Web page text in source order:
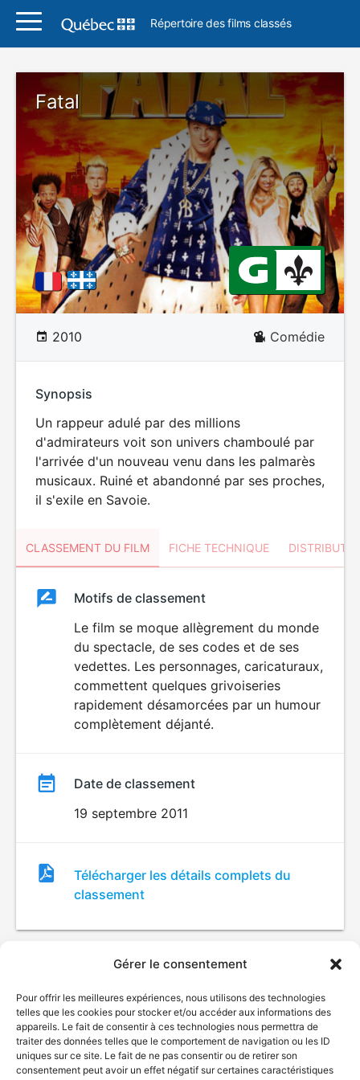
Gérer le consentement
Pour offrir les meilleures expériences, nous utilisons des technologies
telles que les cookies pour stocker et/ou accéder aux informations des
appareils. Le fait de consentir à ces technologies nous permettra de
traiter des données telles que le comportement de navigation ou les ID
uniques sur ce site. Le fait de ne pas consentir ou de retirer son
consentement peut avoir un effet négatif sur certaines caractéristiques
Répertoire des films classés
Fatal
2010 Comédie
Synopsis
Un rappeur adulé par des millions
d'admirateurs voit son univers chamboulé par
l'arrivée d'un nouveau venu dans les palmarès
musicaux. Ruiné et abandonné par ses proches,
il s'exile en Savoie.
CLASSEMENT DU FILM FICHE TECHNIQUE
ClassementClassement
Motifs de classement
Le film se moque allègrement du monde
du spectacle, de ses codes et de ses
vedettes. Les personnages, caricaturaux,
commettent quelques grivoiseries
rapidement désamorcées par un humour
complètement déjanté.
Date de classement
19 septembre 2011
Fichier
de
classement
Télécharger les détails complets du
classement
© Gouvernement du Québec, 2026